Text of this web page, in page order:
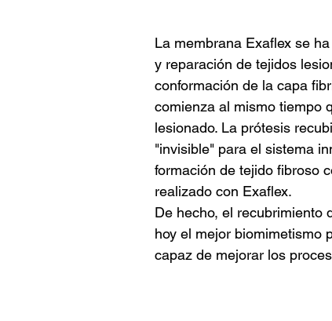
La membrana Exaflex se
y reparación de tejidos
conformación de la capa
comienza al mismo tiempo
lesionado. La prótesis
"invisible" para el sistema
formación de tejido fibroso
realizado con Exaflex.
De hecho, el recubrimiento
hoy el mejor biomimetismo
capaz de mejorar los